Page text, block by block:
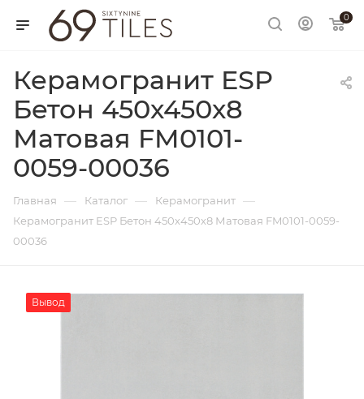
0
Керамогранит ESP
Бетон 450х450х8
Матовая FM0101-
0059-00036
Главная — Каталог — Керамогранит —
Керамогранит ESP Бетон 450х450х8 Матовая FM0101-0059-
00036
Вывод